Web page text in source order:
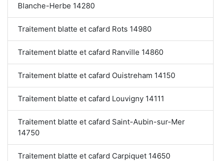
Blanche-Herbe 14280
Traitement blatte et cafard Rots 14980
Traitement blatte et cafard Ranville 14860
Traitement blatte et cafard Ouistreham 14150
Traitement blatte et cafard Louvigny 14111
Traitement blatte et cafard Saint-Aubin-sur-Mer
14750
Traitement blatte et cafard Carpiquet 14650